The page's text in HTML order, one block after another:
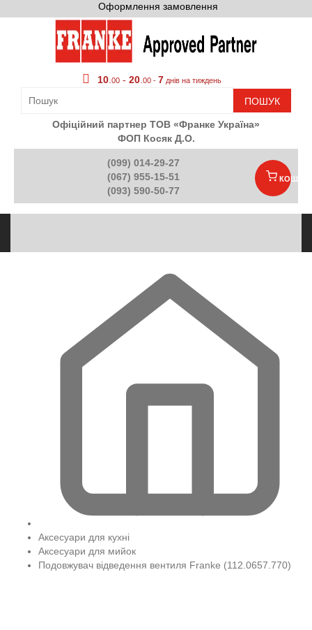
Оформлення замовлення
10 00 - 20 00 - 7 днів на тиждень
ПОШУК
Офіційний партнер ТОВ «Франке Україна»
ФОП Косяк Д.О.
(099) 014-29-27
(067) 955-15-51
(093) 590-50-77
КОШИК
Аксесуари для кухні
Аксесуари для мийок
Подовжувач відведення вентиля Franke (112.0657.770)